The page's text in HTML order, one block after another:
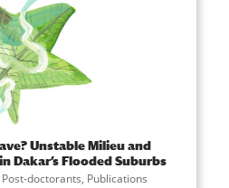
Unstable Milieu and
Dakar’s Flooded Suburbs
Post-doctorants, Publications